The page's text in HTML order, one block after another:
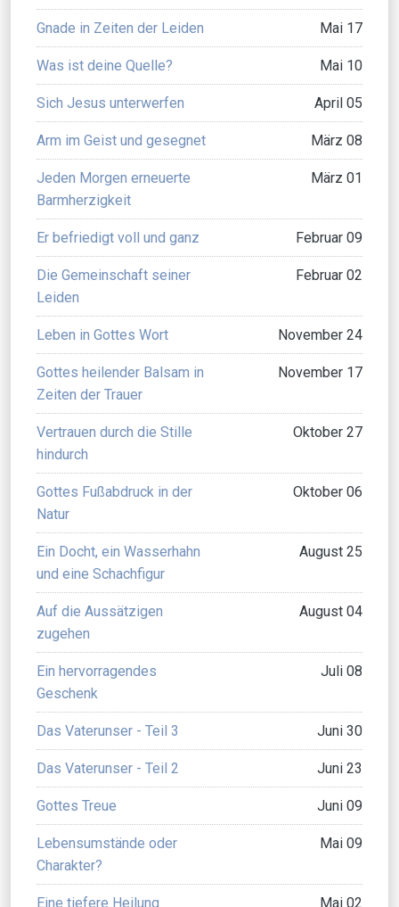
Gnade in Zeiten der Leiden Mai 17
Was ist deine Quelle? Mai 10
Sich Jesus unterwerfen April 05
Arm im Geist und gesegnet März 08
Jeden Morgen erneuerte
Barmherzigkeit
März 01
Er befriedigt voll und ganz Februar 09
Die Gemeinschaft seiner
Leiden
Februar 02
Leben in Gottes Wort November 24
Gottes heilender Balsam in
Zeiten der Trauer
November 17
Vertrauen durch die Stille
hindurch
Oktober 27
Gottes Fußabdruck in der
Natur
Oktober 06
Ein Docht, ein Wasserhahn
und eine Schachfigur
August 25
Auf die Aussätzigen
zugehen
August 04
Ein hervorragendes
Geschenk
Juli 08
Das Vaterunser - Teil 3 Juni 30
Das Vaterunser - Teil 2 Juni 23
Gottes Treue Juni 09
Lebensumstände oder
Charakter?
Mai 09
Eine tiefere Heilung Mai 02